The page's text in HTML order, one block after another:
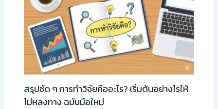
สรุปชัด ๆ การทำวิจัยคืออะไร? เริ่มต้นอย่างไรให้
ไม่หลงทาง ฉบับมือใหม่